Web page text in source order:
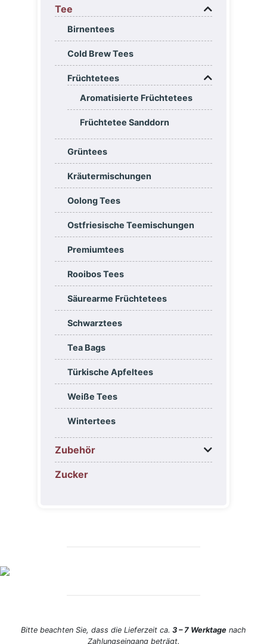
Tee
Birnentees
Cold Brew Tees
Früchtetees
Aromatisierte Früchtetees
Früchtetee Sanddorn
Grüntees
Kräutermischungen
Oolong Tees
Ostfriesische Teemischungen
Premiumtees
Rooibos Tees
Säurearme Früchtetees
Schwarztees
Tea Bags
Türkische Apfeltees
Weiße Tees
Wintertees
Zubehör
Zucker
Bitte beachten Sie, dass die Lieferzeit ca. 3 – 7 Werktage nach
Zahlungseingangbeträgt.